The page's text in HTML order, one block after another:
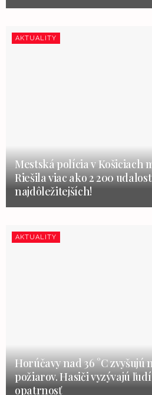
AKTUALITY
Mestská polícia v Košiciach
Riešila viac ako 2 200
najdôležitejších!
AKTUALITY
Horúčavy nad 36 °C zvyšujú
požiarov. Hasiči vyzývajú
opatrnosť